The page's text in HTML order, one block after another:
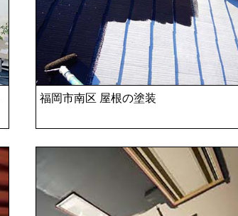
福岡市南区 屋根の塗装